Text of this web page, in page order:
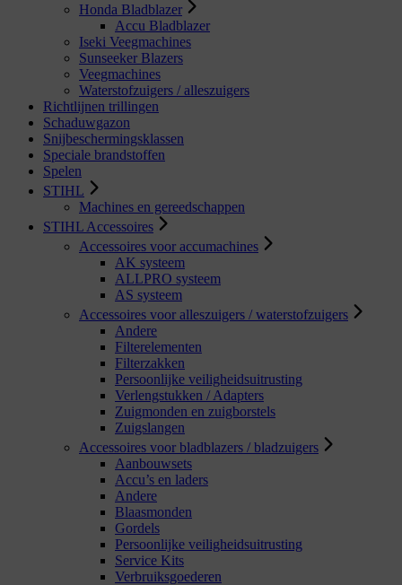
Honda Bladblazer
Accu Bladblazer
Iseki Veegmachines
Sunseeker Blazers
Veegmachines
Waterstofzuigers / alleszuigers
Richtlijnen trillingen
Schaduwgazon
Snijbeschermingsklassen
Speciale brandstoffen
Spelen
STIHL
Machines en gereedschappen
STIHL Accessoires
Accessoires voor accumachines
AK systeem
ALLPRO systeem
AS systeem
Accessoires voor alleszuigers / waterstofzuigers
Andere
Filterelementen
Filterzakken
Persoonlijke veiligheidsuitrusting
Verlengstukken / Adapters
Zuigmonden en zuigborstels
Zuigslangen
Accessoires voor bladblazers / bladzuigers
Aanbouwsets
Accu’s en laders
Andere
Blaasmonden
Gordels
Persoonlijke veiligheidsuitrusting
Service Kits
Verbruiksgoederen